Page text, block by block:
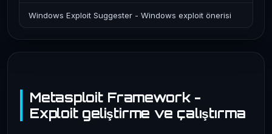
Metasploit Framework -
Exploit geliştirme ve çalıştırma
Windows Exploit Suggester - Windows exploit önerisi